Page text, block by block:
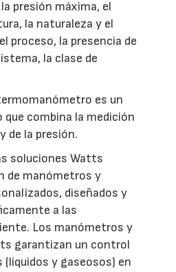
presión máxima, el
la naturaleza y el
proceso, la presencia de
la clase de
es un
combina la medición
de la presión.
soluciones Watts
de manómetros y
diseñados y
a las
Los manómetros y
garantizan un control
y gaseosos) en